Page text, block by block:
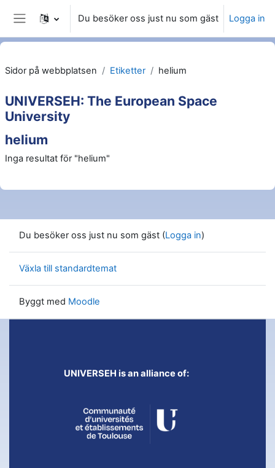
Gå direkt till huvudinnehåll
Du besöker oss just nu som gäst Logga in
Sidor på webbplatsen Etiketter helium
UNIVERSEH: The European Space
University
helium
Inga resultat för "helium"
Du besöker oss just nu som gäst (Logga in)
Växla till standardtemat
Byggt med Moodle
UNIVERSEH is an alliance of: